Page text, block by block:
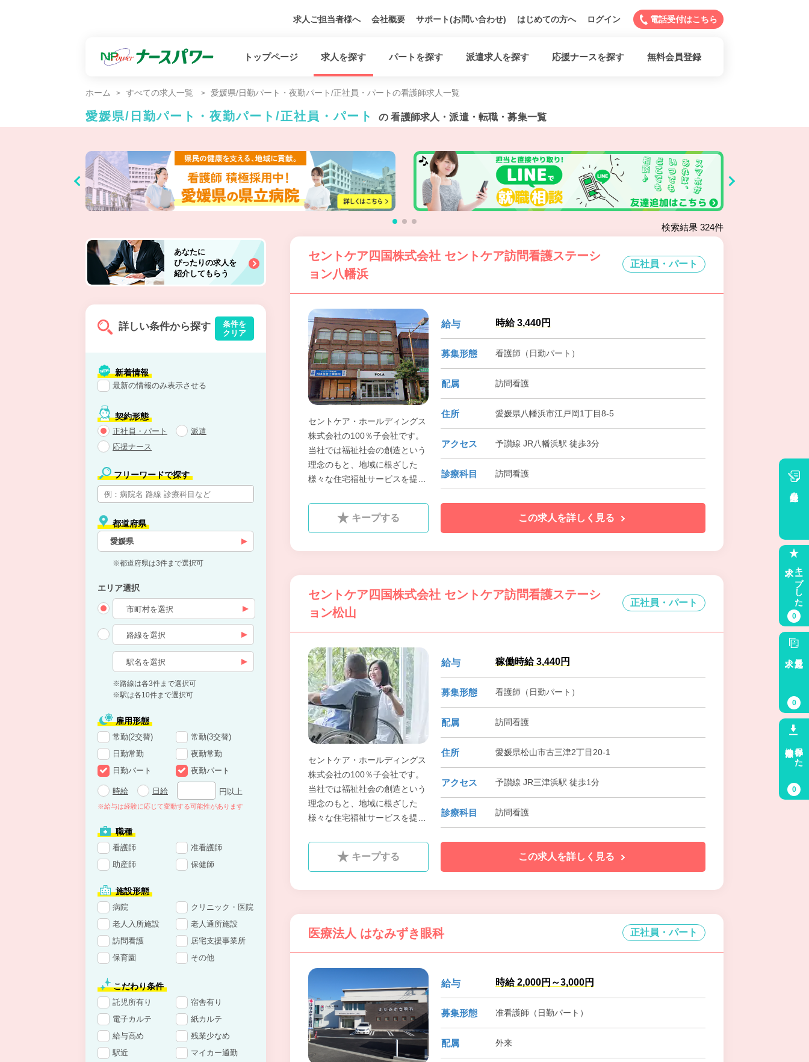
求人ご担当者様へ 会社概要 サポート(お問い合わせ) はじめての方へ ログイン 電話受付はこちら
トップページ 求人を探す パートを探す 派遣求人を探す 応援ナースを探す 無料会員登録
ホーム すべての求人一覧 愛媛県/日勤パート・夜勤パート/正社員・パートの看護師求人一覧
愛媛県/日勤パート・夜勤パート/正社員・パート の 看護師求人・派遣・転職・募集一覧
検索結果 324件
セントケア四国株式会社 セントケア訪問看護ステーシ
ョン八幡浜
正社員・パート
セントケア・ホールディングス
株式会社の100％子会社です。
当社では福祉社会の創造という
理念のもと、地域に根ざした
様々な住宅福祉サービスを提供
られるかぎりの最高のヘルスケ
ア企業を築くこと」を目標に仕
には生き甲斐を、社員にはやり
給与 時給 3,440円
募集形態 看護師（日勤パート）
配属 訪問看護
住所 愛媛県八幡浜市江戸岡1丁目8-5
アクセス 予讃線 JR八幡浜駅 徒歩3分
診療科目 訪問看護
キープする この求人を詳しく見る
セントケア四国株式会社 セントケア訪問看護ステーシ
ョン松山
正社員・パート
セントケア・ホールディングス
株式会社の100％子会社です。
当社では福祉社会の創造という
理念のもと、地域に根ざした
様々な住宅福祉サービスを提供
られるかぎりの最高のヘルスケ
ア企業を築くこと」を目標に仕
には生き甲斐を、社員にはやり
給与 稼働時給 3,440円
募集形態 看護師（日勤パート）
配属 訪問看護
住所 愛媛県松山市古三津2丁目20-1
アクセス 予讃線 JR三津浜駅 徒歩1分
診療科目 訪問看護
キープする この求人を詳しく見る
医療法人 はなみずき眼科 正社員・パート
給与 時給 2,000円～3,000円
募集形態 准看護師（日勤パート）
配属 外来
あなたに
ぴったりの求人を
紹介してもらう
詳しい条件から探す
条件を
クリア
新着情報
最新の情報のみ表示させる
契約形態
正社員・パート
派遣
応援ナース
フリーワードで探す
都道府県
愛媛県
※都道府県は3件まで選択可
エリア選択
※路線は各3件まで選択可
※駅は各10件まで選択可
雇用形態
常勤(2交替)
常勤(3交替)
日勤常勤
夜勤常勤
日勤パート
夜勤パート
時給 日給 円以上
※給与は経験に応じて変動する可能性があります
職種
看護師
准看護師
助産師
保健師
施設形態
病院
クリニック・医院
老人入所施設
老人通所施設
訪問看護
居宅支援事業所
保育園
その他
こだわり条件
託児所有り
宿舎有り
電子カルテ
紙カルテ
給与高め
残業少なめ
駅近
マイカー通勤
キープした
0
最近見た
0
保存した
0